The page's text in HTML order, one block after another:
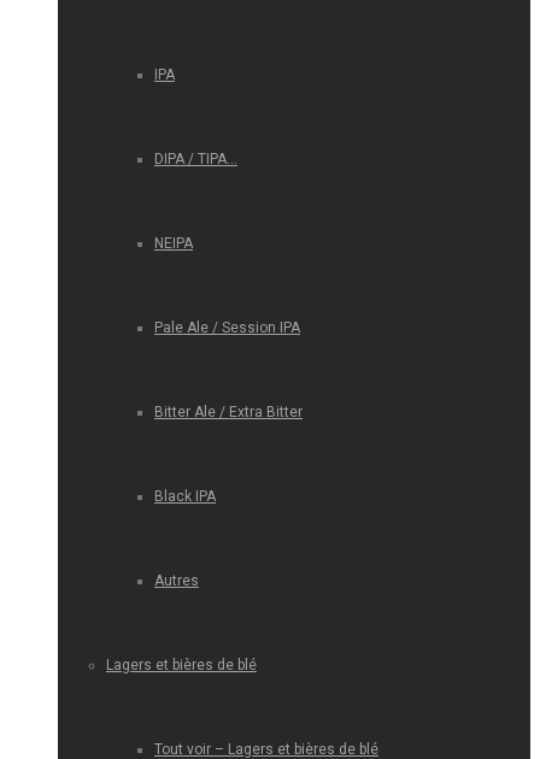
IPA
DIPA / TIPA…
NEIPA
Pale Ale / Session IPA
Bitter Ale / Extra Bitter
Black IPA
Autres
Lagers et bières de blé
Tout voir – Lagers et bières de blé